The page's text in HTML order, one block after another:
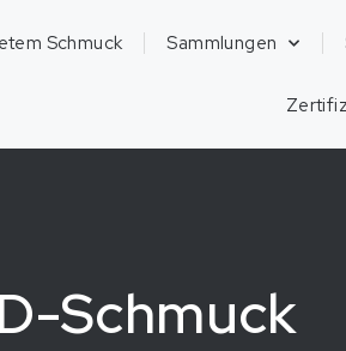
Schmuck Sammlungen
Schmuck